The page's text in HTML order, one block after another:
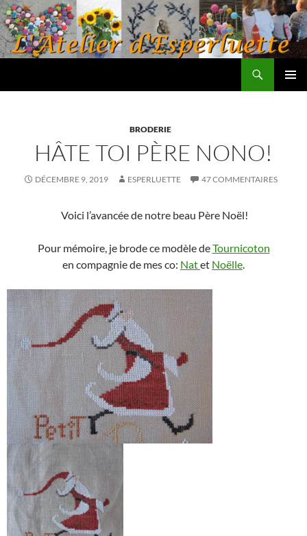
Aller
au
contenu
BRODERIE
HÂTE TOI PÈRE NONO!
DÉCEMBRE 9, 2019 ESPERLUETTE 47 COMMENTAIRES
Voici l’avancée de notre beau Père Noël!
Pour mémoire, je brode ce modèle deTournicoton
en compagnie de mes co: Natet Noëlle.